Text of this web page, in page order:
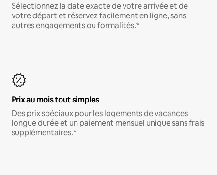
Sélectionnez la date exacte de votre arrivée et de
votre départ et réservez facilement en ligne, sans
autres engagements ou formalités.*
Prix au mois tout simples
Des prix spéciaux pour les logements de vacances
longue durée et un paiement mensuel unique sans frais
supplémentaires.*